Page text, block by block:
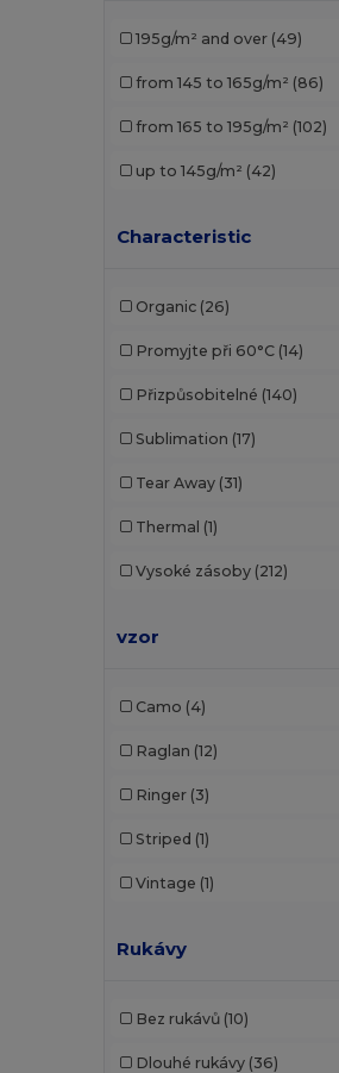
Radsow by Uneek
Roly
Roly Sport
Russell
Sans Étiquette (2)
(35)
Starworld (4)
Stedman
Tee Jays
195g/m² and over (49)
from 145 to 165g/m² (86)
from 165 to 195g/m² (102)
up to 145g/m² (42)
Characteristic
Organic (26)
Promyjte při 60°C (14)
Přizpůsobitelné (140)
Sublimation (17)
Tear Away (31)
Thermal (1)
Vysoké zásoby (212)
vzor
Camo (4)
Raglan (12)
Ringer (3)
Striped (1)
Vintage (1)
Rukávy
Bez rukávů (10)
Dlouhé rukávy (36)